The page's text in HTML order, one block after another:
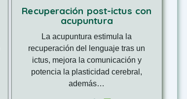
Recuperación post-ictus con
acupuntura
La acupuntura estimula la
recuperación del lenguaje tras un
ictus, mejora la comunicación y
potencia la plasticidad cerebral,
además…